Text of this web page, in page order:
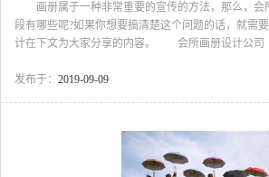
画册属于一种非常重要的宣传的方法，那么，会
段有哪些呢?如果你想要搞清楚这个问题的话，就需
计在下文为大家分享的内容。 会所画册设计
第一家会员制俱乐部诞生在英国的一个咖啡馆里。由
大受欢迎并逐渐流行开来，发展到今天的全球俱乐部
发布于： 2019-09-09